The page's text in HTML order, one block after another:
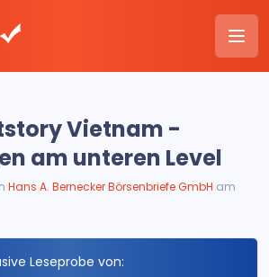
Vietnam -
am unteren Level
Hans A. Bernecker Börsenbriefe GmbH am
Leseprobe von: